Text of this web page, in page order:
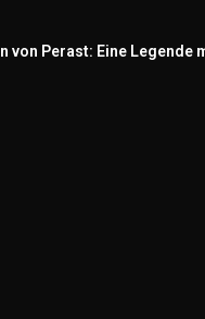
von Perast: Eine Legende